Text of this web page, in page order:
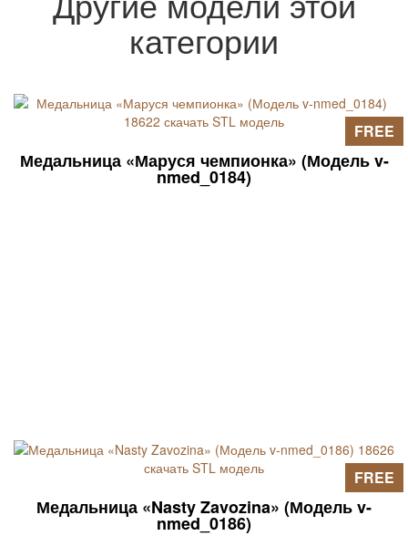
категории
Медальница «Маруся чемпионка» (Модель v-
nmed_0184)
FREE
Медальница «Nasty Zavozina» (Модель v-
nmed_0186)
FREE